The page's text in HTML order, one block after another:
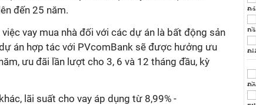
đến 25 năm.
vay mua nhà đối với các dự án là bất động sản
án hợp tác với PVcomBank sẽ được hưởng ưu
ưu đãi lần lượt cho 3, 6 và 12 tháng đầu, kỳ
lãi suất cho vay áp dụng từ 8,99% -